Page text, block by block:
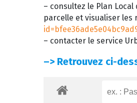
– consultez le Plan
parcelle et visualiser les
– contacter le service
–> Retrouvez ci-